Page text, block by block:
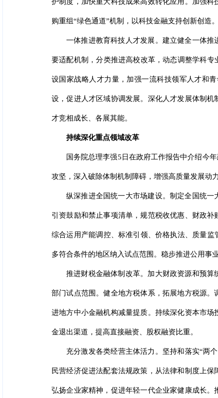
购重组“绿色通道”机制，以科技金融支持创新创造
一体推进教育科技人才发展。建立健全一体
要适配机制，分类推进高校改革，动态调整学科
设国家战略人才力量，加强一流科技领军人才和
设，促进人才区域协调发展。深化人才发展体制
才竞相成长、各展其能。
持续深化重点领域改革
国务院总理李强5日在政府工作报告中介绍今
攻坚，深入破除体制机制障碍，增强高质量发展动
纵深推进全国统一大市场建设。制定全国统
引资鼓励和禁止事项清单，规范税收优惠、财政
综合运用产能调控、标准引领、价格执法、质量
多符合条件的地区纳入试点范围。稳步推进公用事
推进财税金融体制改革。加大财政资源和预
部门试点范围。健全地方税体系，拓展地方税源
进地方中小金融机构减量提质。持续深化资本市
金退出渠道，提高直接融资、股权融资比重。
充分激发各类经营主体活力。坚持和落实“两
民营经济促进法配套法规政策，从法律和制度上
弘扬企业家精神，促进年轻一代企业家健康成长